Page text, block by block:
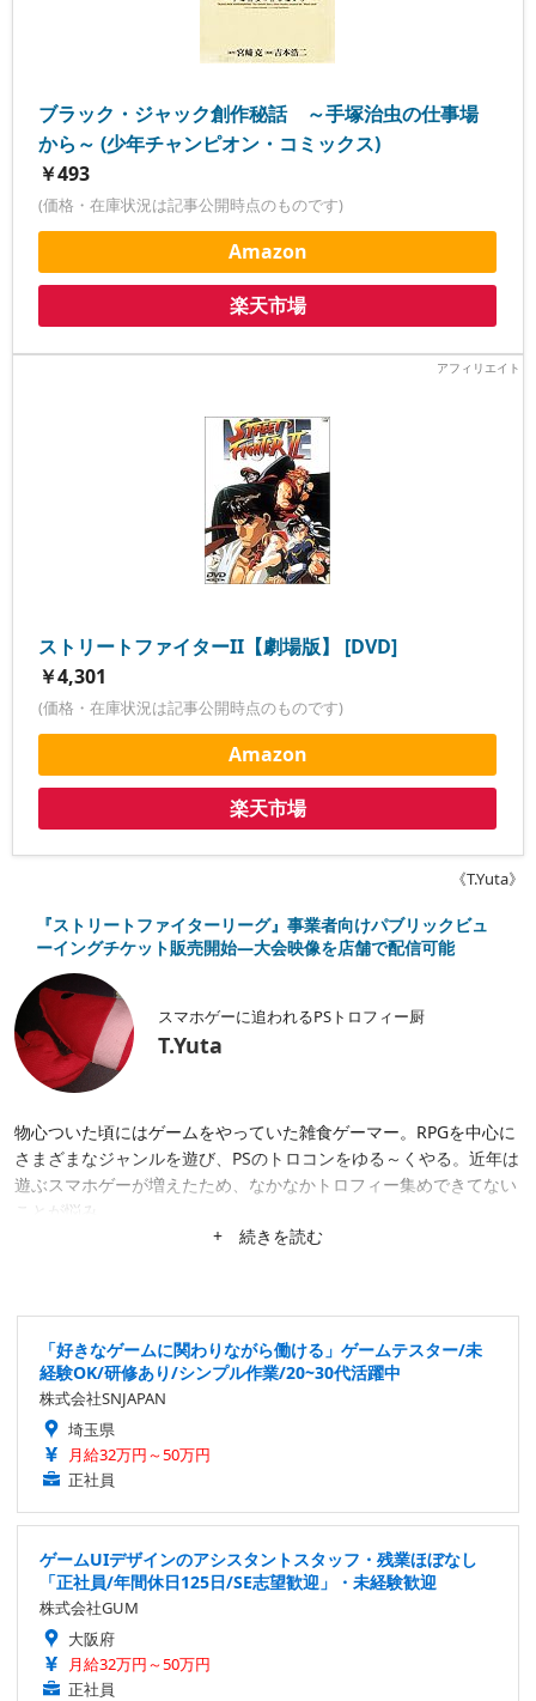
ブラック・ジャック創作秘話 ～手塚治虫の仕事場
から～ (少年チャンピオン・コミックス)
￥493
(価格・在庫状況は記事公開時点のものです)
Amazon
楽天市場
ストリートファイターII【劇場版】 [DVD]
￥4,301
(価格・在庫状況は記事公開時点のものです)
Amazon
楽天市場
《T.Yuta》
『ストリートファイターリーグ』事業者向けパブリックビュ
ーイングチケット販売開始―大会映像を店舗で配信可能
スマホゲーに追われるPSトロフィー厨
T.Yuta
物心ついた頃にはゲームをやっていた雑食ゲーマー。RPGを中心に
さまざまなジャンルを遊び、PSのトロコンをゆる～くやる。近年は
遊ぶスマホゲーが増えたため、なかなかトロフィー集めできてない
ことが悩み。
+ 続きを読む
「好きなゲームに関わりながら働ける」ゲームテスター/未
経験OK/研修あり/シンプル作業/20~30代活躍中
株式会社SNJAPAN
埼玉県
月給32万円～50万円
正社員
ゲームUIデザインのアシスタントスタッフ・残業ほぼなし
「正社員/年間休日125日/SE志望歓迎」・未経験歓迎
株式会社GUM
大阪府
月給32万円～50万円
正社員